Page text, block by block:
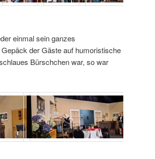
einmal sein ganzes
der Gäste auf humoristische
Bürschchen war, so war